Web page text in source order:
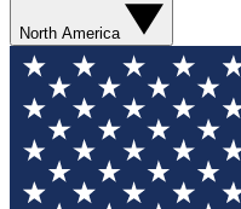
North America